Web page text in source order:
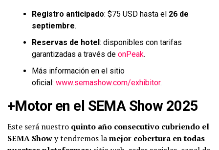
Registro anticipado: $75 USD hasta el 26 de
septiembre.
Reservas de hotel: disponibles con tarifas
garantizadas a través de onPeak.
Más información en el sitio
oficial: www.semashow.com/exhibitor.
+Motor en el SEMA Show 2025
Este será nuestro quinto año consecutivo cubriendo el
SEMA Showy tendremos lamejor cobertura en todas